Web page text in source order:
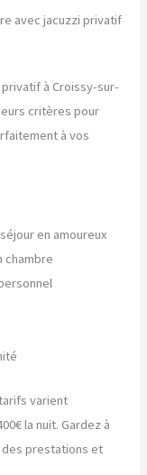
avec jacuzzi privatif
à Croissy-sur-
critères pour
à vos
en amoureux
chambre
varient
la nuit. Gardez à
des prestations et